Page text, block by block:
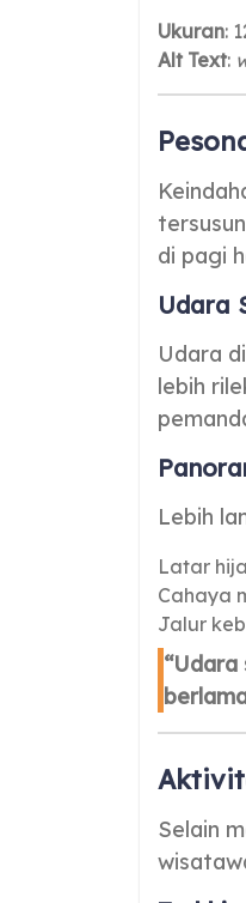
Ukuran:
Alt Text:
di pagi
Udara
Udara
lebih
Lebih
Latar
Cahaya
Jalur
Selain